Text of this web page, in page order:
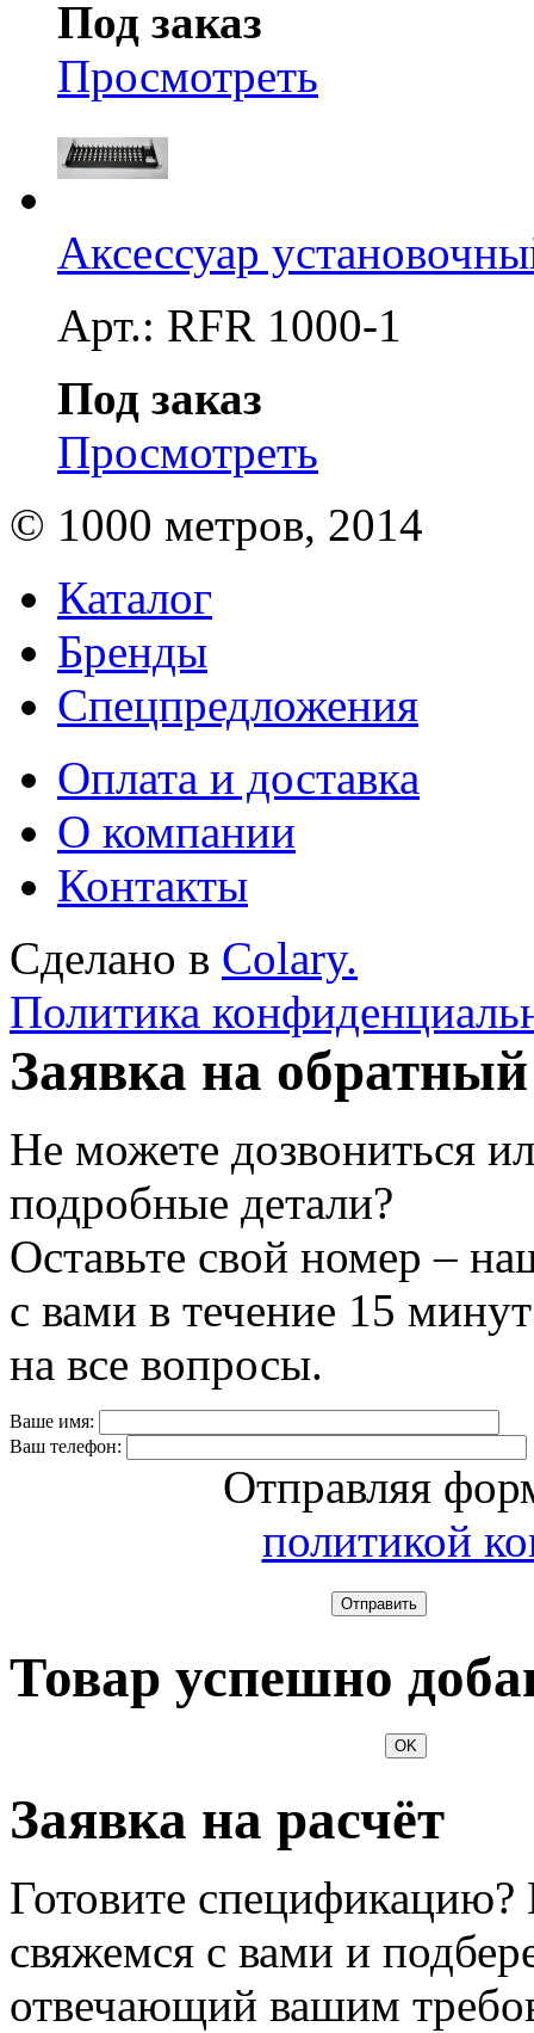
Под заказ
Просмотреть
Аксессуар
Арт.: RFR 1000-1
Под заказ
Просмотреть
© 1000 метров, 2014
Каталог
Бренды
Спецпредложения
Оплата и доставка
О компании
Контакты
Сделано в Colary.
Политика
Заявка на
Не можете дозвониться
подробные детали?
Оставьте свой номер –
с вами в течение 15
на все вопросы.
Ваше имя:
Ваш телефон:
Отправляя
политикой
Отправить
Товар успешно
OK
Заявка на расчёт
Готовите
свяжемся с вами и
отвечающий вашим